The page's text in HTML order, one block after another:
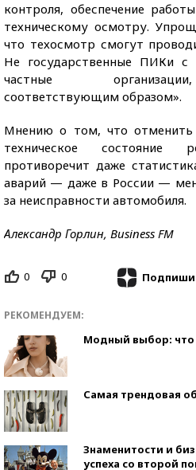
контроля, обеспечение
техническому осмотру.
что техосмотр смогут
Не государственные ПИКи
частные
соответствующим образом».
Мнению о том, что отменить
техническое состояние
противоречит даже
аварий — даже в России —
за неисправности автомобиля.
Александр Горлин, Business FM
0 0
РЕКОМЕНДУЕМ:
Модный выбор: что
Самая трендовая
Знаменитости и
успеха со второй